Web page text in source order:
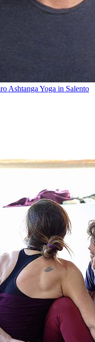
Ashtanga Yoga in Salento